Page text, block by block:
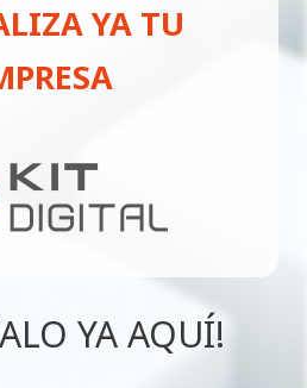
YA TU
YA AQUÍ!